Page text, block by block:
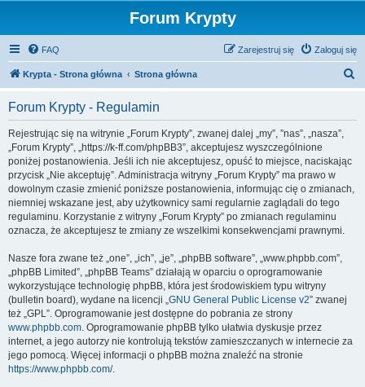
Forum Krypty
FAQ Zaloguj się
Zarejestruj się
Krypta - Strona główna Strona główna
Forum Krypty - Regulamin
Rejestrując się na witrynie „Forum Krypty”, zwanej dalej „my”, ”nas”, „nasza”,
„Forum Krypty”, „https://k-ff.com/phpBB3”, akceptujesz wyszczególnione
poniżej postanowienia. Jeśli ich nie akceptujesz, opuść to miejsce, naciskając
przycisk „Nie akceptuję”. Administracja witryny „Forum Krypty” ma prawo w
dowolnym czasie zmienić poniższe postanowienia, informując cię o zmianach,
niemniej wskazane jest, aby użytkownicy sami regularnie zaglądali do tego
regulaminu. Korzystanie z witryny „Forum Krypty” po zmianach regulaminu
oznacza, że akceptujesz te zmiany ze wszelkimi konsekwencjami prawnymi.
Nasze fora zwane też „one”, „ich”, „je”, „phpBB software”, „www.phpbb.com”,
„phpBB Limited”, „phpBB Teams” działają w oparciu o oprogramowanie
wykorzystujące technologię phpBB, która jest środowiskiem typu witryny
(bulletin board), wydane na licencji „GNU General Public License v2” zwanej
też „GPL”. Oprogramowanie jest dostępne do pobrania ze strony
www.phpbb.com. Oprogramowanie phpBB tylko ułatwia dyskusje przez
internet, a jego autorzy nie kontrolują tekstów zamieszczanych w internecie za
jego pomocą. Więcej informacji o phpBB można znaleźć na stronie
https://www.phpbb.com/.